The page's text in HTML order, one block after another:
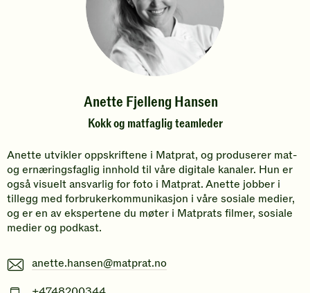
Anette Fjelleng Hansen
Kokk og matfaglig teamleder
Anette utvikler oppskriftene i Matprat, og produserer mat-
og ernæringsfaglig innhold til våre digitale kanaler. Hun er
også visuelt ansvarlig for foto i Matprat. Anette jobber i
tillegg med forbrukerkommunikasjon i våre sosiale medier,
og er en av ekspertene du møter i Matprats filmer, sosiale
medier og podkast.
E-
anette.hansen@matprat.no